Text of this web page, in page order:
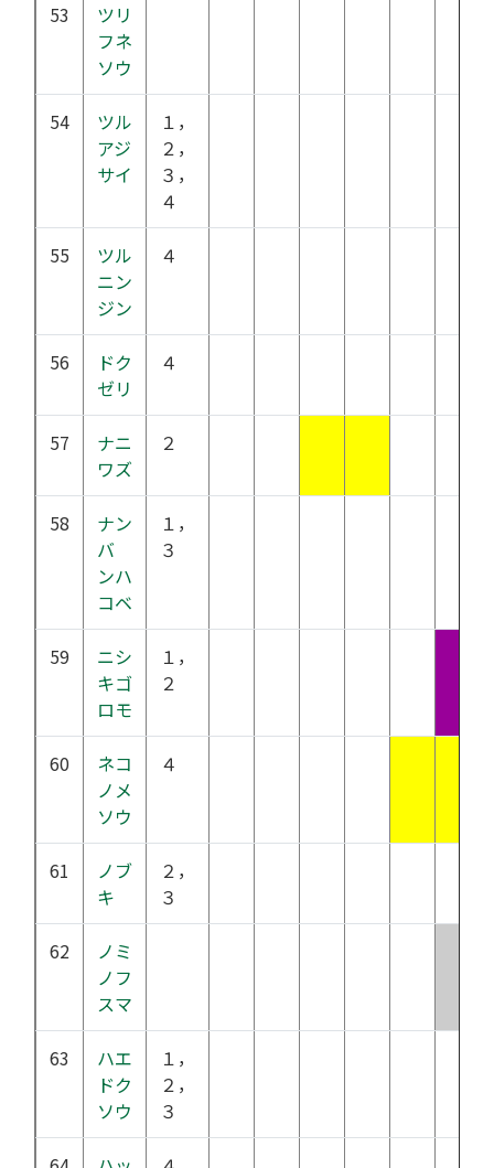
53
ツリ
フネ
ソウ
54
ツル
アジ
サイ
１，
２，
３，
４
55
ツル
ニン
ジン
４
56
ドク
ゼリ
４
57
ナニ
ワズ
２
58
ナン
バ
ンハ
コベ
１，
３
59
ニシ
キゴ
ロモ
１，
２
60
ネコ
ノメ
ソウ
４
61
ノブ
キ
２，
３
62
ノミ
ノフ
スマ
63
ハエ
ドク
ソウ
１，
２，
３